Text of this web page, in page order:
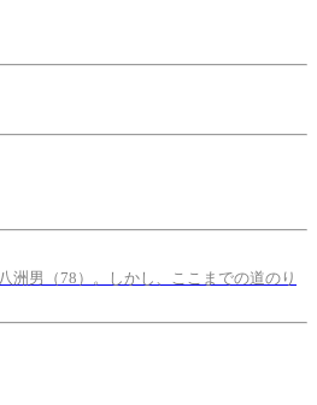
洲男（78）。しかし、ここまでの道のり